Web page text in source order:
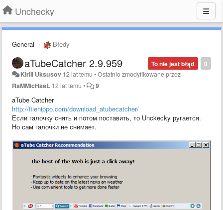
Unchecky
General Błędy
0
To nie jest błąd
aTubeCatcher 2.9.959
Kirill Uksusov 12 lat temu •Ostatnio zmodyfikowane przez
RaMMicHaeL 12 lat temu • 9
aTube Catcher
http://filehippo.com/download_atubecatcher/
Если галочку снять и потом поставить, то Unckecky ругается.
Но сам галочки не снимает.